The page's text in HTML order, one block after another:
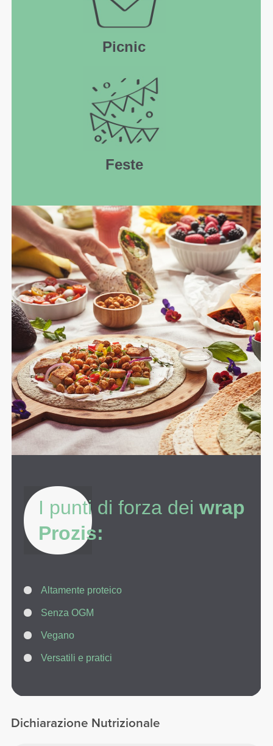
Picnic
Feste
I punti di forza deiwrap
Prozis:
Altamente proteico
Senza OGM
Vegano
Versatili e pratici
Dichiarazione Nutrizionale